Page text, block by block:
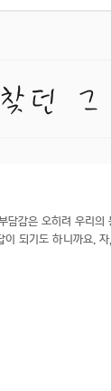
담감은 오히려 우리
이 되기도 하니까요.